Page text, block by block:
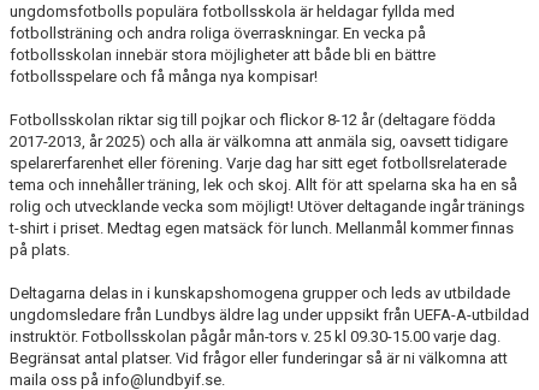
OM KLUBBEN
SAMARBETSPARTNERS
KONTAKT
ungdomsfotbolls populära fotbollsskola är heldagar fyllda med
fotbollsträning och andra roliga överraskningar. En vecka på
fotbollsskolan innebär stora möjligheter att både bli en bättre
fotbollsspelare och få många nya kompisar!
Fotbollsskolan riktar sig till pojkar och flickor 8-12 år (deltagare födda
2017-2013, år 2025) och alla är välkomna att anmäla sig, oavsett tidigare
spelarerfarenhet eller förening. Varje dag har sitt eget fotbollsrelaterade
tema och innehåller träning, lek och skoj. Allt för att spelarna ska ha en så
rolig och utvecklande vecka som möjligt! Utöver deltagande ingår tränings
t-shirt i priset. Medtag egen matsäck för lunch. Mellanmål kommer finnas
på plats.
Deltagarna delas in i kunskapshomogena grupper och leds av utbildade
ungdomsledare från Lundbys äldre lag under uppsikt från UEFA-A-utbildad
instruktör. Fotbollsskolan pågår mån-tors v. 25 kl 09.30-15.00 varje dag.
Begränsat antal platser. Vid frågor eller funderingar så är ni välkomna att
maila oss på info@lundbyif.se.